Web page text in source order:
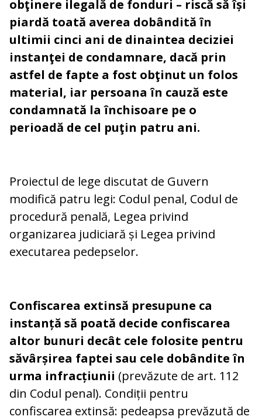
obţinere ilegală de fonduri – riscă să își
piardă toată averea dobândită în
ultimii cinci ani de dinaintea deciziei
instanţei de condamnare, dacă prin
astfel de fapte a fost obţinut un folos
material, iar persoana în cauză este
condamnată la închisoare pe o
perioadă de cel puţin patru ani.
Proiectul de lege discutat de Guvern
modifică patru legi: Codul penal, Codul de
procedură penală, Legea privind
organizarea judiciară și Legea privind
executarea pedepselor.
Confiscarea extinsă presupune ca
instanță să poată decide confiscarea
altor bunuri decât cele folosite pentru
săvârșirea faptei sau cele dobândite în
urma infracțiunii (prevăzute de art. 112
din Codul penal). Condiții pentru
confiscarea extinsă: pedeapsa prevăzută de